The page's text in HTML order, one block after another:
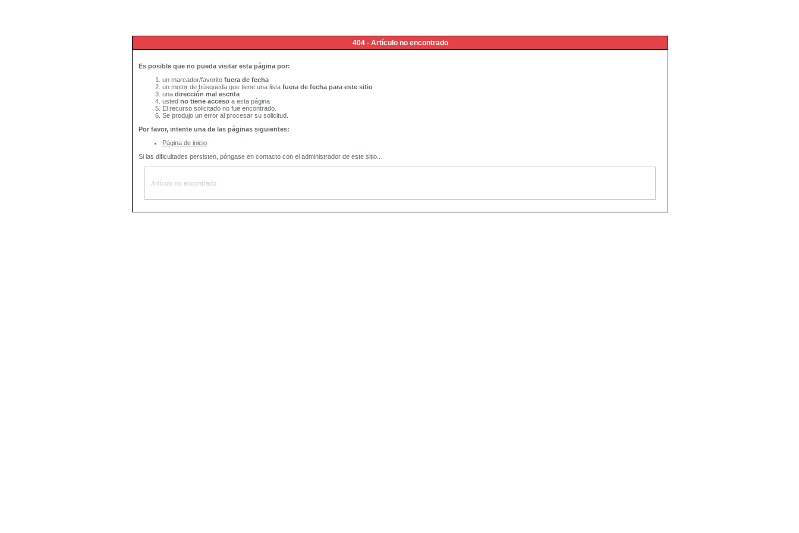
404 - Artículo no encontrado
Es posible que no pueda visitar esta página por:
un marcador/favorito fuera de fecha
un motor de búsqueda que tiene una lista fuera de fecha para este sitio
una dirección mal escrita
usted no tiene acceso a esta página
El recurso solicitado no fue encontrado.
Se produjo un error al procesar su solicitud.
Por favor, intente una de las páginas siguientes:
Página de inicio
Si las dificultades persisten, póngase en contacto con el administrador de este sitio..
Artículo no encontrado